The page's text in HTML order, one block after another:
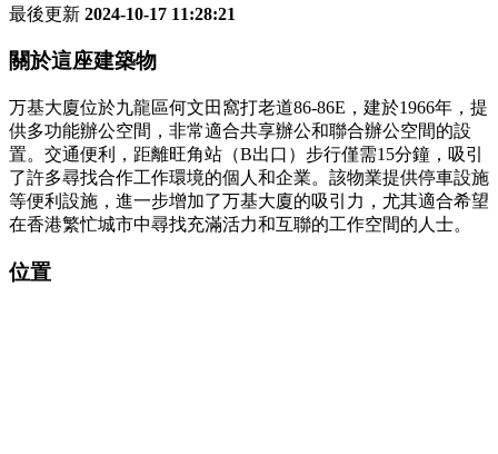
最後更新 2024-10-17 11:28:21
關於這座建築物
万基大廈位於九龍區何文田窩打老道86-86E，建於1966年，提
供多功能辦公空間，非常適合共享辦公和聯合辦公空間的設
置。交通便利，距離旺角站（B出口）步行僅需15分鐘，吸引
了許多尋找合作工作環境的個人和企業。該物業提供停車設施
等便利設施，進一步增加了万基大廈的吸引力，尤其適合希望
在香港繁忙城市中尋找充滿活力和互聯的工作空間的人士。
位置